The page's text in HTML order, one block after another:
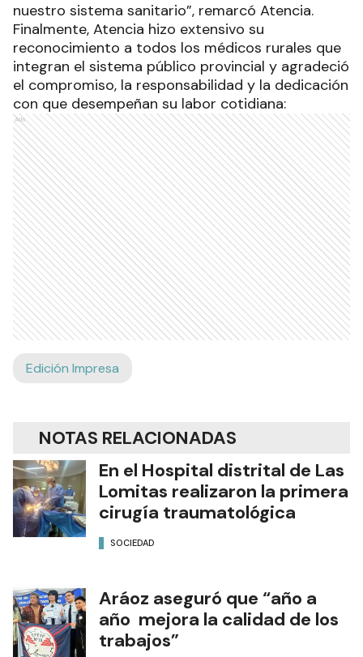
nuestro sistema sanitario”, remarcó Atencia.
Finalmente, Atencia hizo extensivo su
reconocimiento a todos los médicos rurales que
integran el sistema público provincial y agradeció
el compromiso, la responsabilidad y la dedicación
con que desempeñan su labor cotidiana:
Ads
Edición Impresa
NOTAS RELACIONADAS
En el Hospital distrital de Las
Lomitas realizaron la primera
cirugía traumatológica
SOCIEDAD
Aráoz aseguró que “año a
año mejora la calidad de los
trabajos”